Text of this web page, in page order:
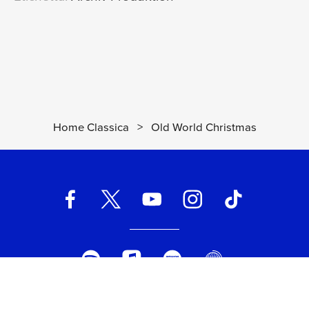
Home Classica > Old World Christmas